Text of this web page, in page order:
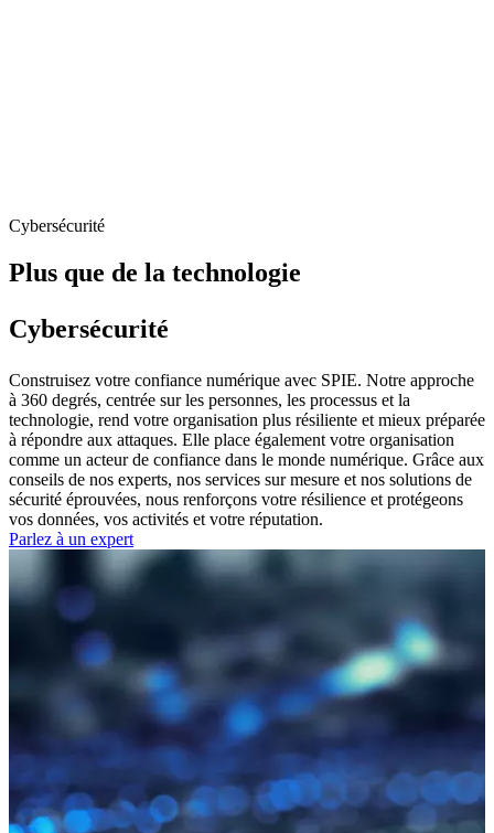
Cybersécurité
Plus que de la technologie
Cybersécurité
Construisez votre confiance numérique avec SPIE. Notre approche
à 360 degrés, centrée sur les personnes, les processus et la
technologie, rend votre organisation plus résiliente et mieux préparée
à répondre aux attaques. Elle place également votre organisation
comme un acteur de confiance dans le monde numérique. Grâce aux
conseils de nos experts, nos services sur mesure et nos solutions de
sécurité éprouvées, nous renforçons votre résilience et protégeons
vos données, vos activités et votre réputation.
Parlez à un expert